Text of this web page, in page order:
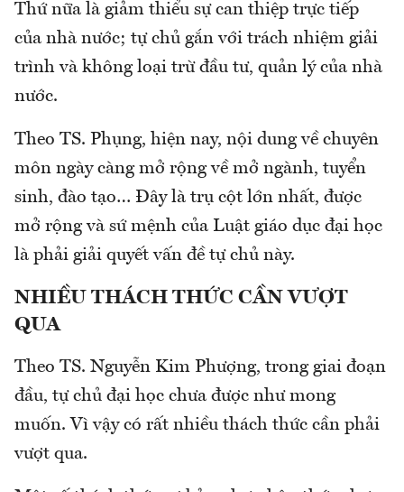
Thứ nữa là giảm thiểu sự can thiệp trực tiếp
của nhà nước; tự chủ gắn với trách nhiệm giải
trình và không loại trừ đầu tư, quản lý của nhà
nước.
Theo TS. Phụng, hiện nay, nội dung về chuyên
môn ngày càng mở rộng về mở ngành, tuyển
sinh, đào tạo… Đây là trụ cột lớn nhất, được
mở rộng và sứ mệnh của Luật giáo dục đại học
là phải giải quyết vấn đề tự chủ này.
NHIỀU THÁCH THỨC CẦN VƯỢT
QUA
Theo TS. Nguyễn Kim Phượng, trong giai đoạn
đầu, tự chủ đại học chưa được như mong
muốn. Vì vậy có rất nhiều thách thức cần phải
vượt qua.